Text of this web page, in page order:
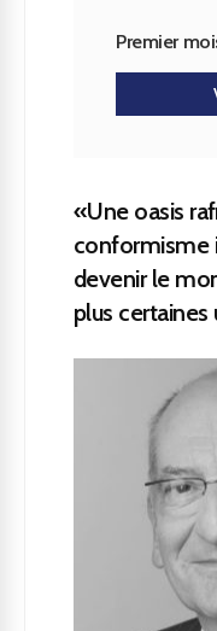
Premier
«Une oasis
conformisme
devenir le
plus certaines